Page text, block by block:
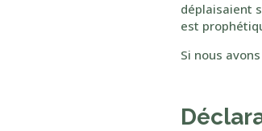
déplaisaient
est
Si nous